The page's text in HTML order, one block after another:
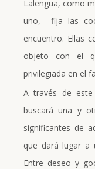
Lalengua, como
uno, fija las
encuentro. Ellas
objeto con el
privilegiada en el
A través de
buscará una y
significantes de
que dará lugar a
Entre deseo y